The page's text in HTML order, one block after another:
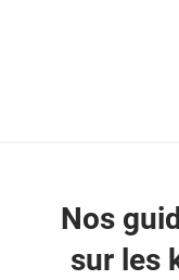
Skoda
Tesla
Nos
sur les